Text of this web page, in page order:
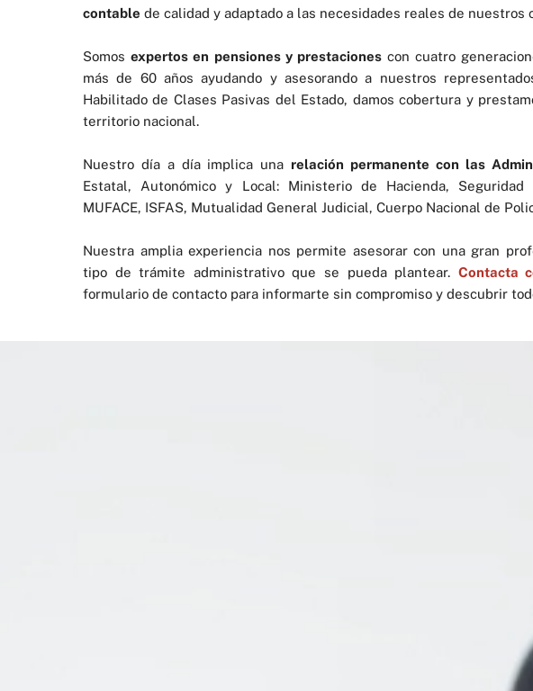
contable de calidad y adaptado a las necesidades reales de nuestros
Somosexpertos en pensiones y prestacionescon cuatro
más de 60 años ayudando y asesorando a nuestros
Habilitado de Clases Pasivas del Estado, damos cobertura y
territorio nacional.
Nuestro día a día implica una relación permanente con las
Estatal, Autonómico y Local: Ministerio de Hacienda,
MUFACE, ISFAS, Mutualidad General Judicial, Cuerpo Nacional de
Nuestra amplia experiencia nos permite asesorar con una gran
tipo de trámite administrativo que se pueda plantear. Contacta
formulario de contacto para informarte sin compromiso y descubrir